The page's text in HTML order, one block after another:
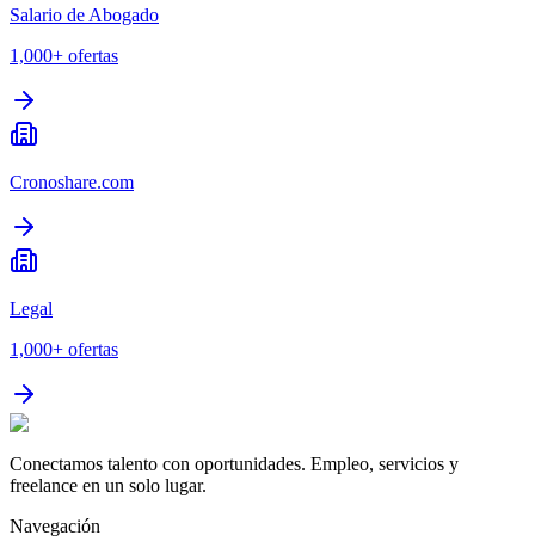
Salario de Abogado
1,000+ ofertas
Cronoshare.com
Legal
1,000+ ofertas
Conectamos talento con oportunidades. Empleo, servicios y
freelance en un solo lugar.
Navegación